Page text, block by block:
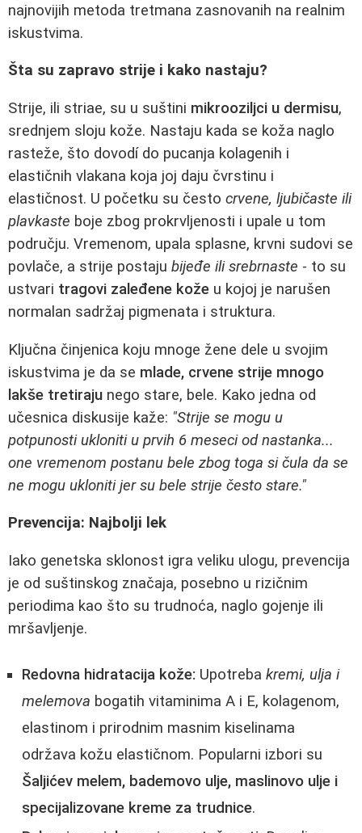
najnovijih metoda tretmana zasnovanih na realnim
iskustvima.
Šta su zapravo strije i kako nastaju?
Strije, ili striae, su u suštini mikrooziljci u dermisu,
srednjem sloju kože. Nastaju kada se koža naglo
rasteže, što dovodí do pucanja kolagenih i
elastičnih vlakana koja joj daju čvrstinu i
elastičnost. U početku su često crvene, ljubičaste ili
plavkaste boje zbog prokrvljenosti i upale u tom
području. Vremenom, upala splasne, krvni sudovi se
povlače, a strije postaju bijeđe ili srebrnaste - to su
ustvari tragovi zaleđene kože u kojoj je narušen
normalan sadržaj pigmenata i struktura.
Ključna činjenica koju mnoge žene dele u svojim
iskustvima je da se mlade, crvene strije mnogo
lakše tretiraju nego stare, bele. Kako jedna od
učesnica diskusije kaže: "Strije se mogu u
potpunosti ukloniti u prvih 6 meseci od nastanka...
one vremenom postanu bele zbog toga si čula da se
ne mogu ukloniti jer su bele strije često stare."
Prevencija: Najbolji lek
Iako genetska sklonost igra veliku ulogu, prevencija
je od suštinskog značaja, posebno u rizičnim
periodima kao što su trudnoća, naglo gojenje ili
mršavljenje.
Redovna hidratacija kože: Upotreba kremi, ulja i
melemova bogatih vitaminima A i E, kolagenom,
elastinom i prirodnim masnim kiselinama
održava kožu elastičnom. Popularni izbori su
Šaljićev melem, bademovo ulje, maslinovo ulje i
specijalizovane kreme za trudnice.